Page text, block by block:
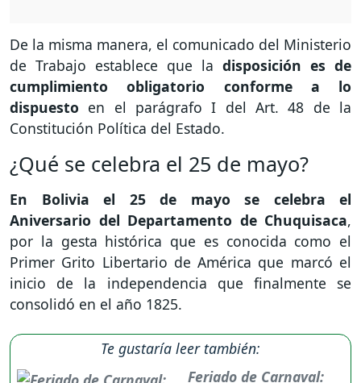
De la misma manera, el comunicado del Ministerio
de Trabajo establece que la disposición es de
cumplimiento obligatorio conforme a lo
dispuesto en el parágrafo I del Art. 48 de la
Constitución Política del Estado.
¿Qué se celebra el 25 de mayo?
En Bolivia el 25 de mayo se celebra el
Aniversario del Departamento de Chuquisaca,
por la gesta histórica que es conocida como el
Primer Grito Libertario de América que marcó el
inicio de la independencia que finalmente se
consolidó en el año 1825.
Te gustaría leer también:
Feriado de Carnaval: